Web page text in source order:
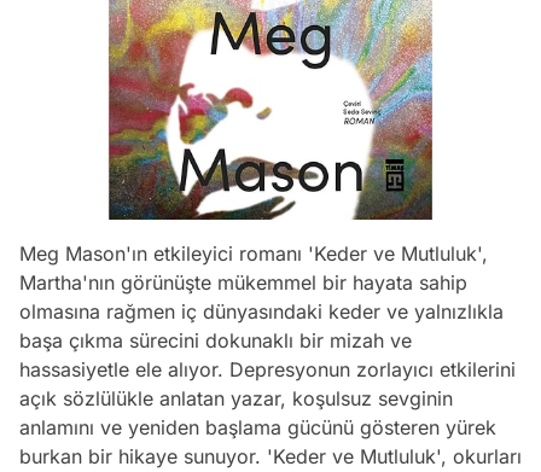
Meg Mason'ın etkileyici romanı 'Keder ve Mutluluk',
Martha'nın görünüşte mükemmel bir hayata sahip
olmasına rağmen iç dünyasındaki keder ve yalnızlıkla
başa çıkma sürecini dokunaklı bir mizah ve
hassasiyetle ele alıyor. Depresyonun zorlayıcı etkilerini
açık sözlülükle anlatan yazar, koşulsuz sevginin
anlamını ve yeniden başlama gücünü gösteren yürek
burkan bir hikaye sunuyor. 'Keder ve Mutluluk', okurları